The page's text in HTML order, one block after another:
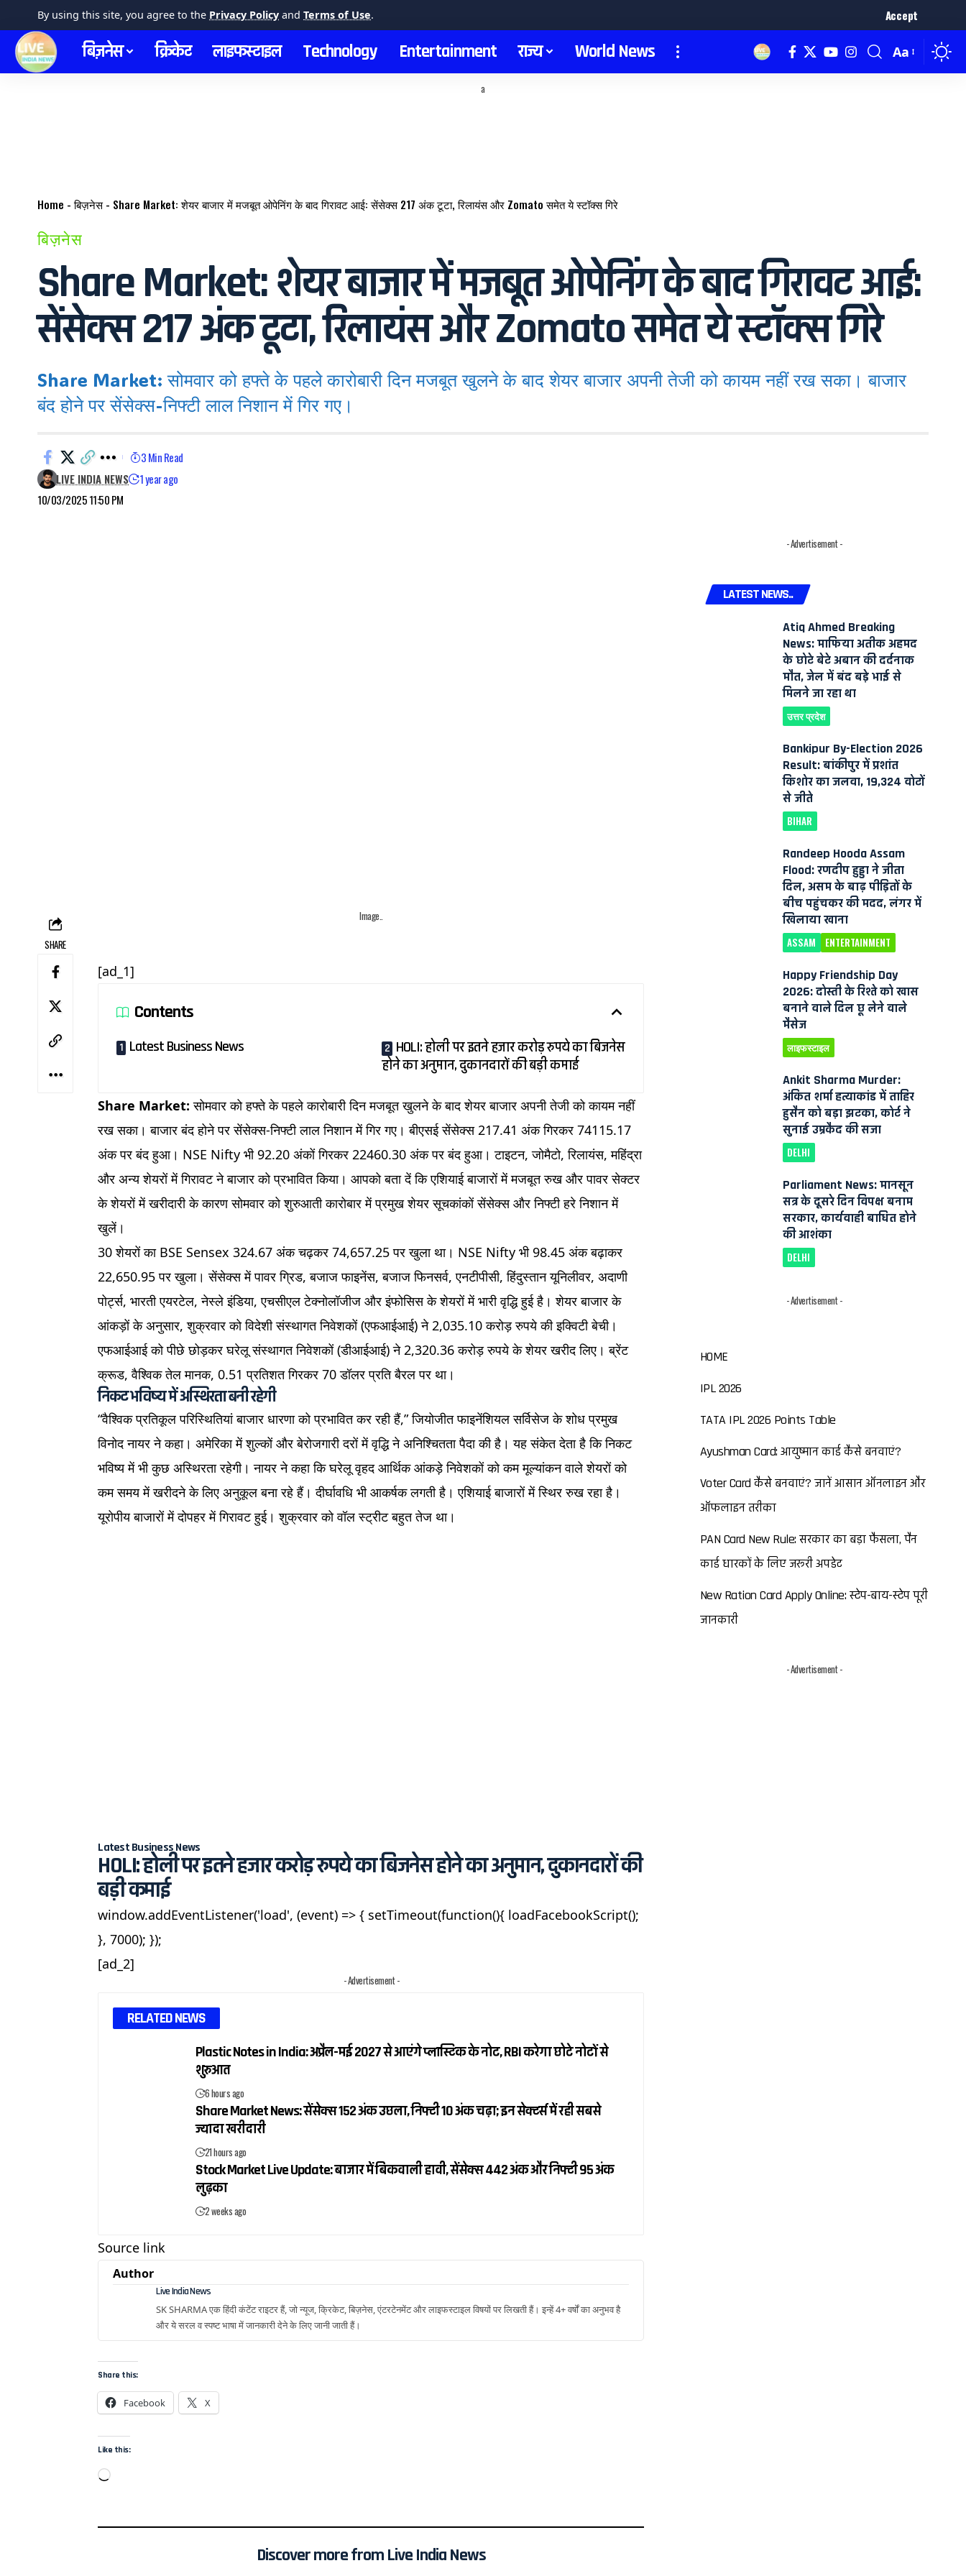
By using this site, you agree to the Privacy Policy and Terms of Use. Accept
बिज़नेस क्रिकेट लाइफस्टाइल Technology Entertainment राज्य World News Aa
a
Home -बिज़नेस- Share Market: शेयर बाजार में मजबूत ओपेनिंग के बाद गिरावट आई: सेंसेक्स 217 अंक टूटा, रिलायंस और Zomato समेत ये स्टॉक्स गिरे
बिज़नेस
Share Market: शेयर बाजार में मजबूत ओपेनिंग के बाद गिरावट आई:
सेंसेक्स 217 अंक टूटा, रिलायंस और Zomato समेत ये स्टॉक्स गिरे
Share Market: सोमवार को हफ्ते के पहले कारोबारी दिन मजबूत खुलने के बाद शेयर बाजार अपनी तेजी को कायम नहीं रख सका। बाजार
बंद होने पर सेंसेक्स-निफ्टी लाल निशान में गिर गए।
10/03/2025 11:50 PM
LIVE INDIA NEWS 1 year ago
3 Min Read
SHARE
Image..
[ad_1]
Contents
Latest Business News
HOLI: होली पर इतने हजार करोड़ रुपये का बिजनेस
होने का अनुमान, दुकानदारों की बड़ी कमाई
Share Market:सोमवार को हफ्ते के पहले कारोबारी दिन मजबूत खुलने के बाद शेयर बाजार अपनी तेजी को कायम नहीं
रख सका। बाजार बंद होने पर सेंसेक्स-निफ्टी लाल निशान में गिर गए। बीएसई सेंसेक्स 217.41 अंक गिरकर 74115.17
अंक पर बंद हुआ। NSE Nifty भी 92.20 अंकों गिरकर 22460.30 अंक पर बंद हुआ। टाइटन, जोमैटो, रिलायंस, महिंद्रा
और अन्य शेयरों में गिरावट ने बाजार को प्रभावित किया। आपको बता दें कि एशियाई बाजारों में मजबूत रुख और पावर सेक्टर
के शेयरों में खरीदारी के कारण सोमवार को शुरुआती कारोबार में प्रमुख शेयर सूचकांकों सेंसेक्स और निफ्टी हरे निशान में
खुलें।
30 शेयरों का BSE Sensex 324.67 अंक चढ़कर 74,657.25 पर खुला था। NSE Nifty भी 98.45 अंक बढ़ाकर
22,650.95 पर खुला। सेंसेक्स में पावर ग्रिड, बजाज फाइनेंस, बजाज फिनसर्व, एनटीपीसी, हिंदुस्तान यूनिलीवर, अदाणी
पोर्ट्स, भारती एयरटेल, नेस्ले इंडिया, एचसीएल टेक्नोलॉजीज और इंफोसिस के शेयरों में भारी वृद्धि हुई है। शेयर बाजार के
आंकड़ों के अनुसार, शुक्रवार को विदेशी संस्थागत निवेशकों (एफआईआई) ने 2,035.10 करोड़ रुपये की इक्विटी बेची।
एफआईआई को पीछे छोड़कर घरेलू संस्थागत निवेशकों (डीआईआई) ने 2,320.36 करोड़ रुपये के शेयर खरीद लिए। ब्रेंट
क्रूड, वैश्विक तेल मानक, 0.51 प्रतिशत गिरकर 70 डॉलर प्रति बैरल पर था।
निकट भविष्य में अस्थिरता बनी रहेगी
“वैश्विक प्रतिकूल परिस्थितियां बाजार धारणा को प्रभावित कर रही हैं,” जियोजीत फाइनेंशियल सर्विसेज के शोध प्रमुख
विनोद नायर ने कहा। अमेरिका में शुल्कों और बेरोजगारी दरों में वृद्धि ने अनिश्चितता पैदा की है। यह संकेत देता है कि निकट
भविष्य में भी कुछ अस्थिरता रहेगी। नायर ने कहा कि घरेलू वृहद आर्थिक आंकड़े निवेशकों को कम मूल्यांकन वाले शेयरों को
कम समय में खरीदने के लिए अनुकूल बना रहे हैं। दीर्घावधि भी आकर्षक लगती है। एशियाई बाजारों में स्थिर रुख रहा है।
यूरोपीय बाजारों में दोपहर में गिरावट हुई। शुक्रवार को वॉल स्ट्रीट बहुत तेज था।
Latest Business News
HOLI: होली पर इतने हजार करोड़ रुपये का बिजनेस होने का अनुमान, दुकानदारों की
बड़ी कमाई
window.addEventListener('load', (event) => { setTimeout(function(){ loadFacebookScript();
}, 7000); });
[ad_2]
- Advertisement -
RELATED NEWS
Plastic Notes in India: अप्रैल-मई 2027 से आएंगे प्लास्टिक के नोट, RBI करेगा छोटे नोटों से
शुरुआत
6 hours ago
Share Market News: सेंसेक्स 152 अंक उछला, निफ्टी 10 अंक चढ़ा; इन सेक्टर्स में रही सबसे
ज्यादा खरीदारी
21 hours ago
Stock Market Live Update: बाजार में बिकवाली हावी, सेंसेक्स 442 अंक और निफ्टी 95 अंक
लुढ़का
2 weeks ago
Source link
Author
Live India News
SK SHARMA एक हिंदी कंटेंट राइटर हैं, जो न्यूज, क्रिकेट, बिज़नेस, एंटरटेनमेंट और लाइफस्टाइल विषयों पर लिखती हैं। इन्हें 4+ वर्षों का अनुभव है
और ये सरल व स्पष्ट भाषा में जानकारी देने के लिए जानी जाती हैं।
Share this:
Facebook X
Like this:
Discover more from Live India News
- Advertisement -
LATEST NEWS..
Atiq Ahmed Breaking
News: माफिया अतीक अहमद
के छोटे बेटे अबान की दर्दनाक
मौत, जेल में बंद बड़े भाई से
मिलने जा रहा था
उत्तर प्रदेश
Bankipur By-Election 2026
Result: बांकीपुर में प्रशांत
किशोर का जलवा, 19,324 वोटों
से जीते
BIHAR
Randeep Hooda Assam
Flood: रणदीप हुड्डा ने जीता
दिल, असम के बाढ़ पीड़ितों के
बीच पहुंचकर की मदद, लंगर में
खिलाया खाना
ASSAM ENTERTAINMENT
Happy Friendship Day
2026: दोस्ती के रिश्ते को खास
बनाने वाले दिल छू लेने वाले
मैसेज
लाइफस्टाइल
Ankit Sharma Murder:
अंकित शर्मा हत्याकांड में ताहिर
हुसैन को बड़ा झटका, कोर्ट ने
सुनाई उम्रकैद की सजा
DELHI
Parliament News: मानसून
सत्र के दूसरे दिन विपक्ष बनाम
सरकार, कार्यवाही बाधित होने
की आशंका
DELHI
- Advertisement -
HOME
IPL 2026
TATA IPL 2026 Points Table
Ayushman Card: आयुष्मान कार्ड कैसे बनवाएं?
Voter Card कैसे बनवाएं? जानें आसान ऑनलाइन और
ऑफलाइन तरीका
PAN Card New Rule: सरकार का बड़ा फैसला, पैन
कार्ड धारकों के लिए जरूरी अपडेट
New Ration Card Apply Online: स्टेप-बाय-स्टेप पूरी
जानकारी
- Advertisement -